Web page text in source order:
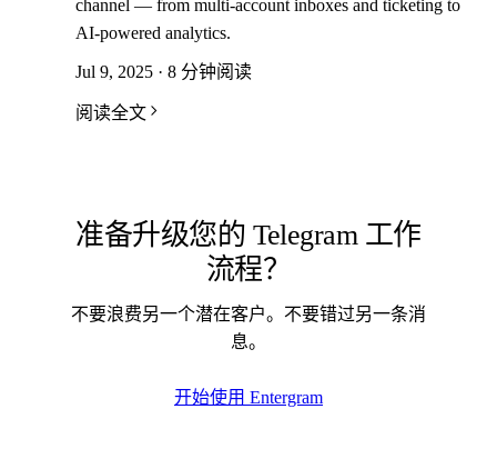
channel — from multi-account inboxes and ticketing to
AI-powered analytics.
Jul 9, 2025 · 8 分钟阅读
阅读全文
准备升级您的 Telegram 工作
流程？
不要浪费另一个潜在客户。不要错过另一条消
息。
开始使用 Entergram